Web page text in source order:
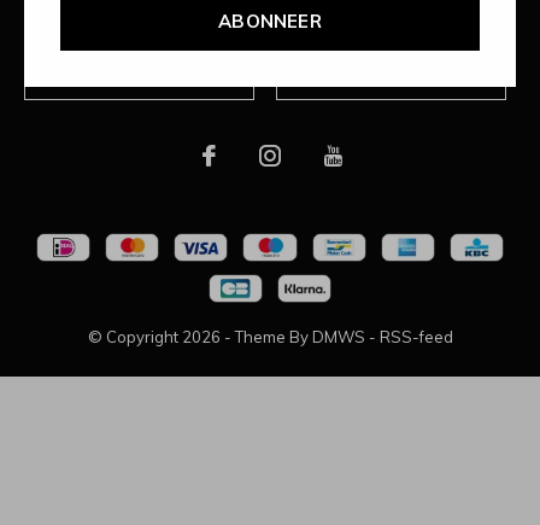
ABONNEER
© Copyright 2026 - Theme By DMWS - RSS-feed